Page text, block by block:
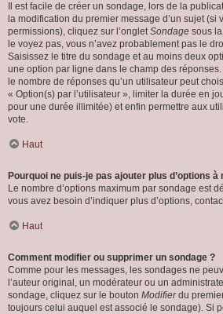
Il est facile de créer un sondage, lors de la
la modification du premier message d’un sujet (si
permissions), cliquez sur l’ongletSondage sous
le voyez pas, vous n’avez probablement pas le
Saisissez le titre du sondage et au moins deux
une option par ligne dans le champ des
le nombre de réponses qu’un utilisateur peut
« Option(s) par l’utilisateur », limiter la durée en
pour une durée illimitée) et enfin permettre aux
vote.
Haut
Pourquoi ne puis-je pas ajouter plus d’options à
Le nombre d’options maximum par sondage est
vous avez besoin d’indiquer plus d’options,
Haut
Comment modifier ou supprimer un sondage ?
Comme pour les messages, les sondages ne
l’auteur original, un modérateur ou un
sondage, cliquez sur le bouton Modifierdu
toujours celui auquel est associé le sondage). Si